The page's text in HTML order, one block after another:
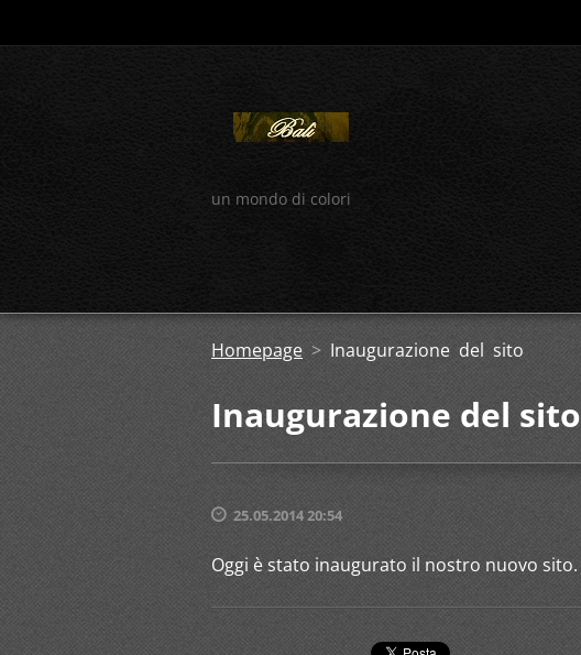
un mondo di colori
Homepage > Inaugurazione del sito
Inaugurazione del sito
25.05.2014 20:54
Oggi è stato inaugurato il nostro nuovo sito.